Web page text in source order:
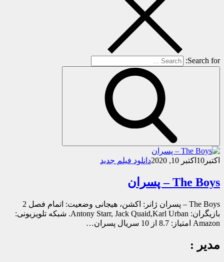
Search for:
اکتبر 10 اکتبر 10, 2020 دانلود فیلم جدید
The Boys – پسران
The Boys – پسران ژانر: اکشن، هیجانی وضعیت: اتمام فصل 2
بازیگران: Antony Starr, Jack Quaid,Karl Urban. شبکه تلویزیونی:
Amazon امتیاز: 8.7 از 10 سریال پسران…
مدیر :